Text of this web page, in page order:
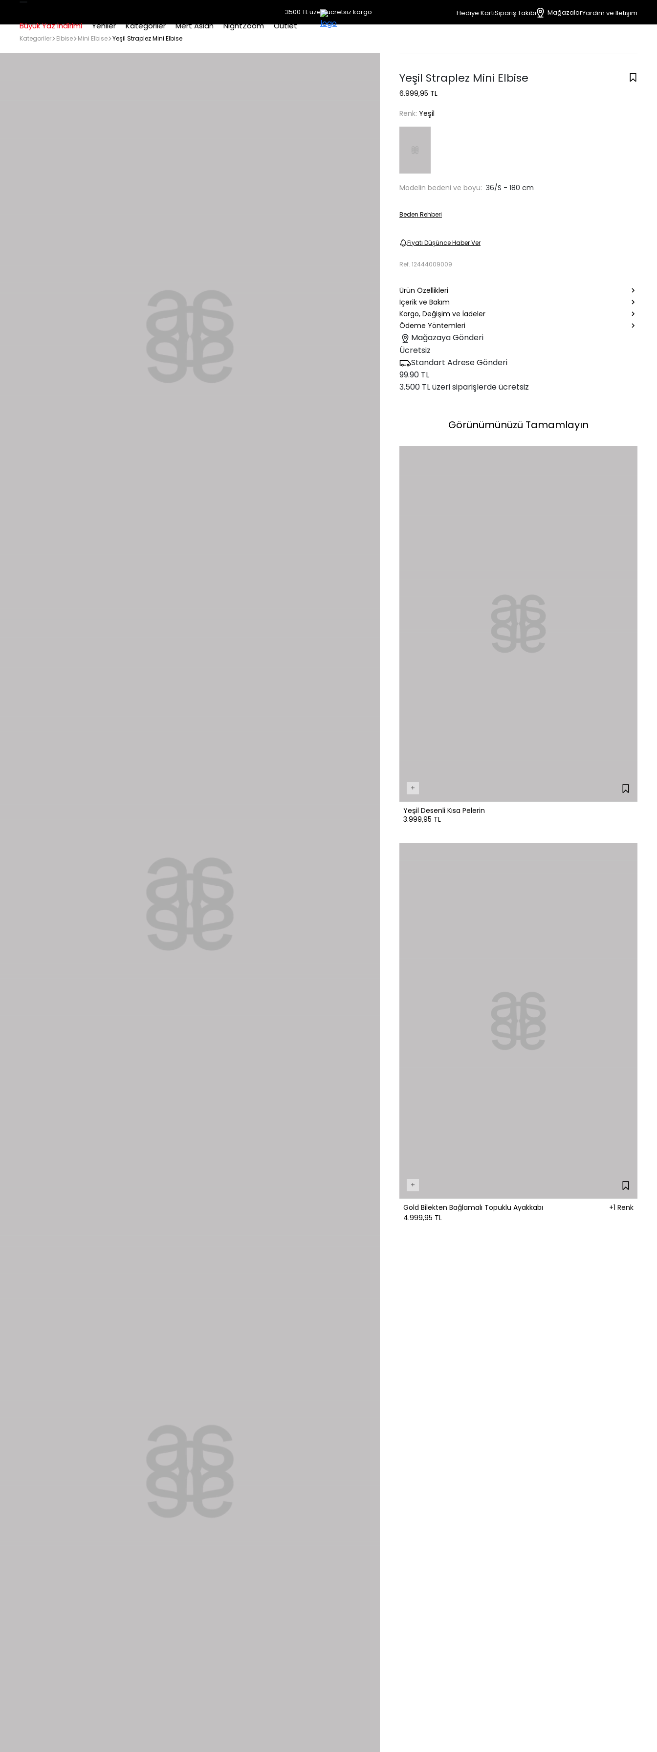
3500 TL üzeri ücretsiz kargo Hediye KartıSipariş Takibi MağazalarYardım ve İletişim
Büyük Yaz İndirimi Yeniler Kategoriler Mert Aslan NightZoom Outlet
Kategoriler Elbise Mini Elbise Yeşil Straplez Mini Elbise
Yeşil Straplez Mini Elbise
6.999,95 TL
Renk: Yeşil
Modelin bedeni ve boyu: 36/S - 180 cm
Beden Rehberi
Fiyatı Düşünce Haber Ver
Ref. 12444009009
Ürün Özellikleri
İçerik ve Bakım
Kargo, Değişim ve İadeler
Ödeme Yöntemleri
Mağazaya Gönderi
Ücretsiz
Standart Adrese Gönderi
99.90 TL
3.500 TL üzeri siparişlerde ücretsiz
Görünümünüzü Tamamlayın
+
Yeşil Desenli Kısa Pelerin
3.999,95 TL
+
Gold Bilekten Bağlamalı Topuklu Ayakkabı
+1 Renk
4.999,95 TL